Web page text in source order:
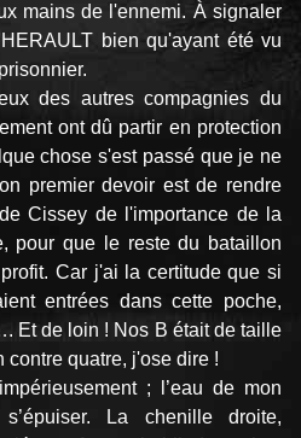
mains de l'ennemi. À signaler
bien qu'ayant été vu
des autres compagnies du
ont dû partir en protection
chose s'est passé que je ne
premier devoir est de rendre
Cissey de l'importance de la
pour que le reste du bataillon
Car j'ai la certitude que si
entrées dans cette poche,
Et de loin ! Nos B était de taille
contre quatre, j'ose dire !
; l’eau de mon
La chenille droite,